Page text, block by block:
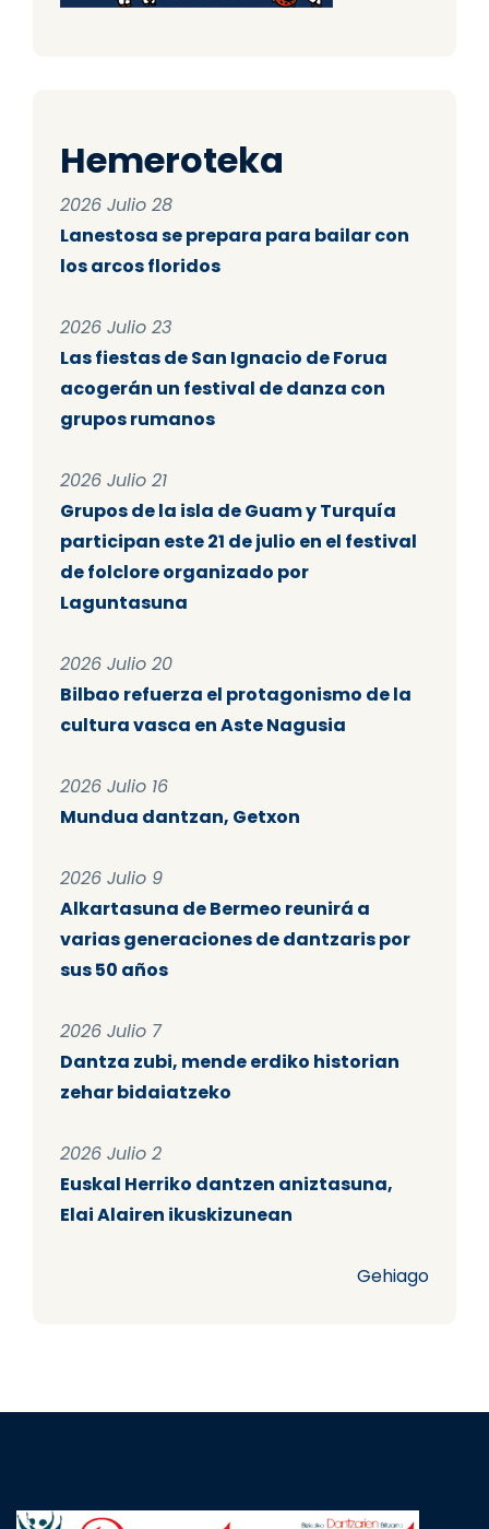
Hemeroteka
2026 Julio 28
Lanestosa se prepara para bailar con
los arcos floridos
2026 Julio 23
Las fiestas de San Ignacio de Forua
acogerán un festival de danza con
grupos rumanos
2026 Julio 21
Grupos de la isla de Guam y Turquía
participan este 21 de julio en el festival
de folclore organizado por
Laguntasuna
2026 Julio 20
Bilbao refuerza el protagonismo de la
cultura vasca en Aste Nagusia
2026 Julio 16
Mundua dantzan, Getxon
2026 Julio 9
Alkartasuna de Bermeo reunirá a
varias generaciones de dantzaris por
sus 50 años
2026 Julio 7
Dantza zubi, mende erdiko historian
zehar bidaiatzeko
2026 Julio 2
Euskal Herriko dantzen aniztasuna,
Elai Alairen ikuskizunean
Gehiago